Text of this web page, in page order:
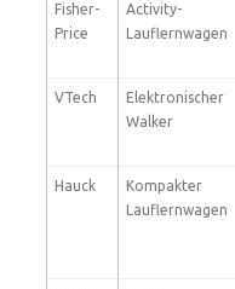
Fisher-
Price
Activity-
Lauflernwagen
VTech
Elektronischer
Walker
Hauck
Kompakter
Lauflernwagen